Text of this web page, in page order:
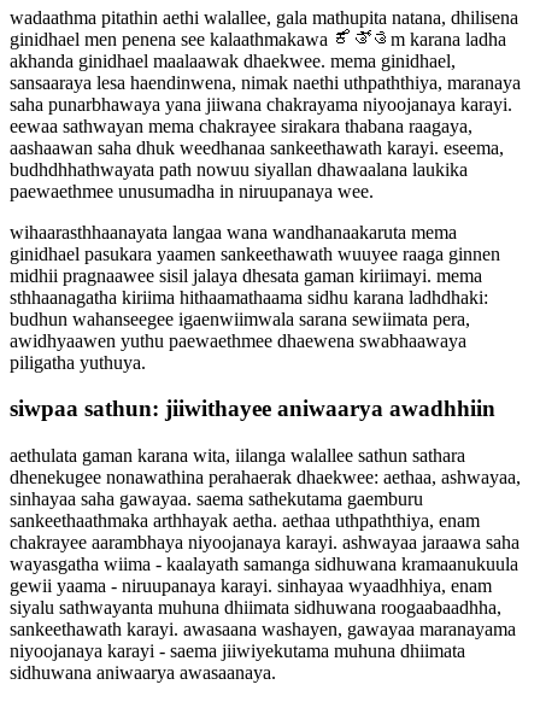
wadaathma pitathin aethi walallee, gala mathupita natana, dhilisena
ginidhael men penena see kalaathmakawa ಕೆತ್ತm karana ladha
akhanda ginidhael maalaawak dhaekwee. mema ginidhael,
sansaaraya lesa haendinwena, nimak naethi uthpaththiya, maranaya
saha punarbhawaya yana jiiwana chakrayama niyoojanaya karayi.
eewaa sathwayan mema chakrayee sirakara thabana raagaya,
aashaawan saha dhuk weedhanaa sankeethawath karayi. eseema,
budhdhhathwayata path nowuu siyallan dhawaalana laukika
paewaethmee unusumadha in niruupanaya wee.
wihaarasthhaanayata langaa wana wandhanaakaruta mema
ginidhael pasukara yaamen sankeethawath wuuyee raaga ginnen
midhii pragnaawee sisil jalaya dhesata gaman kiriimayi. mema
sthhaanagatha kiriima hithaamathaama sidhu karana ladhdhaki:
budhun wahanseegee igaenwiimwala sarana sewiimata pera,
awidhyaawen yuthu paewaethmee dhaewena swabhaawaya
piligatha yuthuya.
siwpaa sathun: jiiwithayee aniwaarya awadhhiin
aethulata gaman karana wita, iilanga walallee sathun sathara
dhenekugee nonawathina perahaerak dhaekwee: aethaa, ashwayaa,
sinhayaa saha gawayaa. saema sathekutama gaemburu
sankeethaathmaka arthhayak aetha. aethaa uthpaththiya, enam
chakrayee aarambhaya niyoojanaya karayi. ashwayaa jaraawa saha
wayasgatha wiima - kaalayath samanga sidhuwana kramaanukuula
gewii yaama - niruupanaya karayi. sinhayaa wyaadhhiya, enam
siyalu sathwayanta muhuna dhiimata sidhuwana roogaabaadhha,
sankeethawath karayi. awasaana washayen, gawayaa maranayama
niyoojanaya karayi - saema jiiwiyekutama muhuna dhiimata
sidhuwana aniwaarya awasaanaya.